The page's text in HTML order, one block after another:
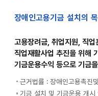
장애인고용기금 설치의
고용장려금, 취업지원, 직
직업재활사업 추진을 위해
기금운용수익 등으로 기금
근거법률 : 장애인고용촉진
기금 설치 및 기금운용 개